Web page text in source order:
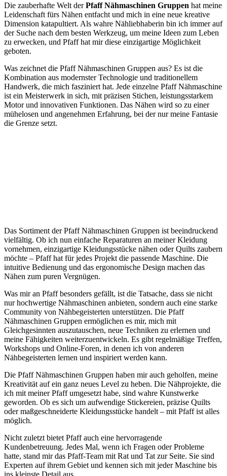
Die zauberhafte Welt derPfaff Nähmaschinen Gruppen hat meine
Leidenschaft fürs Nähen entfacht und mich in eine neue kreative
Dimension katapultiert. Als wahre Nähliebhaberin bin ich immer auf
der Suche nach dem besten Werkzeug, um meine Ideen zum Leben
zu erwecken, und Pfaff hat mir diese einzigartige Möglichkeit
geboten.
Was zeichnet die Pfaff Nähmaschinen Gruppen aus? Es ist die
Kombination aus modernster Technologie und traditionellem
Handwerk, die mich fasziniert hat. Jede einzelne Pfaff Nähmaschine
ist ein Meisterwerk in sich, mit präzisen Stichen, leistungsstarkem
Motor und innovativen Funktionen. Das Nähen wird so zu einer
mühelosen und angenehmen Erfahrung, bei der nur meine Fantasie
die Grenze setzt.
Das Sortiment der Pfaff Nähmaschinen Gruppen ist beeindruckend
vielfältig. Ob ich nun einfache Reparaturen an meiner Kleidung
vornehmen, einzigartige Kleidungsstücke nähen oder Quilts zaubern
möchte – Pfaff hat für jedes Projekt die passende Maschine. Die
intuitive Bedienung und das ergonomische Design machen das
Nähen zum puren Vergnügen.
Was mir an Pfaff besonders gefällt, ist die Tatsache, dass sie nicht
nur hochwertige Nähmaschinen anbieten, sondern auch eine starke
Community von Nähbegeisterten unterstützen. Die Pfaff
Nähmaschinen Gruppen ermöglichen es mir, mich mit
Gleichgesinnten auszutauschen, neue Techniken zu erlernen und
meine Fähigkeiten weiterzuentwickeln. Es gibt regelmäßige Treffen,
Workshops und Online-Foren, in denen ich von anderen
Nähbegeisterten lernen und inspiriert werden kann.
Die Pfaff Nähmaschinen Gruppen haben mir auch geholfen, meine
Kreativität auf ein ganz neues Level zu heben. Die Nähprojekte, die
ich mit meiner Pfaff umgesetzt habe, sind wahre Kunstwerke
geworden. Ob es sich um aufwendige Stickereien, präzise Quilts
oder maßgeschneiderte Kleidungsstücke handelt – mit Pfaff ist alles
möglich.
Nicht zuletzt bietet Pfaff auch eine hervorragende
Kundenbetreuung. Jedes Mal, wenn ich Fragen oder Probleme
hatte, stand mir das Pfaff-Team mit Rat und Tat zur Seite. Sie sind
Experten auf ihrem Gebiet und kennen sich mit jeder Maschine bis
ins kleinste Detail aus.